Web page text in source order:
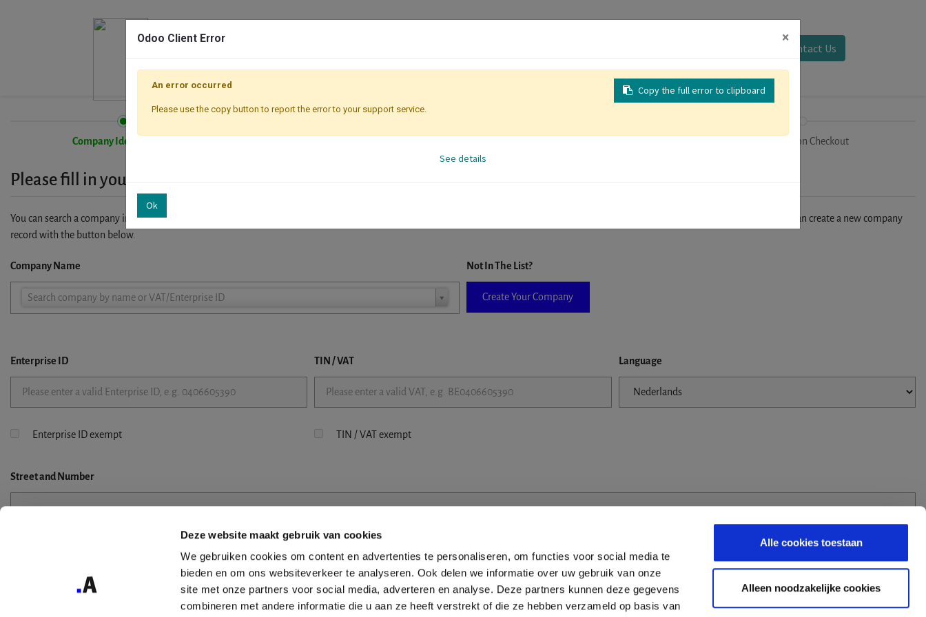
Deze website maakt gebruik van cookies
We gebruiken cookies om content en advertenties te personaliseren, om functies voor social media te
bieden en om ons websiteverkeer te analyseren. Ook delen we informatie over uw gebruik van onze
site met onze partners voor social media, adverteren en analyse. Deze partners kunnen deze gegevens
combineren met andere informatie die u aan ze heeft verstrekt of die ze hebben verzameld op basis van
Alle cookies toestaan
Alleen noodzakelijke cookies
Contact Us
Company Identification Registration Checkout
Please fill in your company details
You can search a company in our database by name, VAT or enterprise ID. When a company is selected it will auto-complete the form. If you don't find your company in our database, you can create a new company
record with the button below.
Company Name
Search company by name or VAT/Enterprise ID
Company
Not In The List?
Create Your Company
Enterprise ID TIN / VAT Language
Enterprise ID exempt TIN / VAT exempt
Streetand Number
Odoo Client Error ×
Copy the full error to clipboard
An error occurred
Please use the copy button to report the error to your support service.
See details
Ok